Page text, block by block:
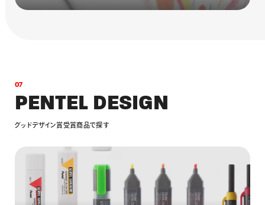
07
PENTEL DESIGN
グッ ドデザイン賞受賞商品で探す